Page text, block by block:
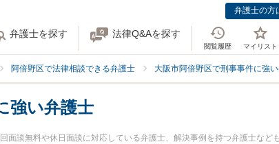
弁護士の方
弁護士を探す 法律Q&Aを探す
閲覧履歴 マイリスト
阿倍野区で法律相談できる弁護士 大阪市阿倍野区で刑事事件に強
強い弁護士
談無料や休日面談に対応している弁護士、解決事例を持つ弁護士なども